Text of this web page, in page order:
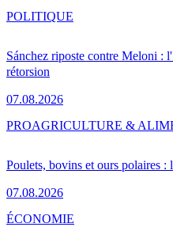
Sánchez riposte contre Meloni :
rétorsion
07.08.2026
POLITIQUE
Poulets, bovins et ours polaires :
07.08.2026
PROAGRICULTURE &
ÉCONOMIE